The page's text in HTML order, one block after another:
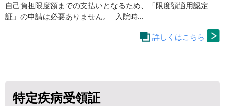
自己負担限度額までの支払いとなるため、「限度額適用認定
証」の申請は必要ありません。 入院時…
詳しくはこちら
特定疾病受領証